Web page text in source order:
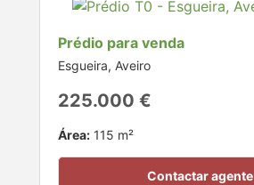
Prédio para venda
Esgueira, Aveiro
225.000 €
Área: 115 m²
Contactar agente